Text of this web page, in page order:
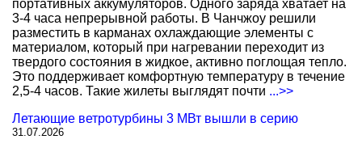
портативных аккумуляторов. Одного заряда хватает на
3-4 часа непрерывной работы. В Чанчжоу решили
разместить в карманах охлаждающие элементы с
материалом, который при нагревании переходит из
твердого состояния в жидкое, активно поглощая тепло.
Это поддерживает комфортную температуру в течение
2,5-4 часов. Такие жилеты выглядят почти ...>>
Летающие ветротурбины 3 МВт вышли в серию
31.07.2026